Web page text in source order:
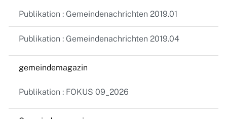
Publikation : Gemeindenachrichten 2019.01
Publikation : Gemeindenachrichten 2019.04
gemeindemagazin
Publikation : FOKUS 09_2026